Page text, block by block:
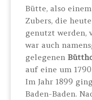
Bütte, also
Zubers, die
genutzt werden,
war auch
gelegenen
auf eine um
Im Jahr 1899
Baden-Baden.